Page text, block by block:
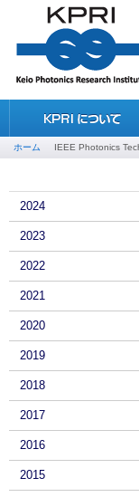
ホーム IEEE Photonics
2024
2023
2022
2021
2020
2019
2018
2017
2016
2015